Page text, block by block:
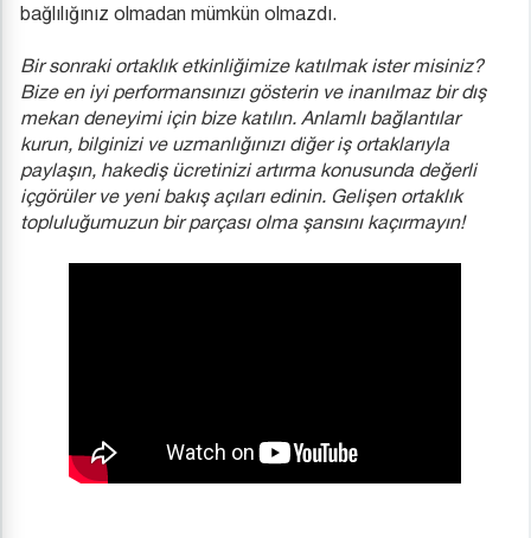
bağlılığınız olmadan mümkün olmazdı.
Bir sonraki ortaklık etkinliğimize katılmak ister misiniz?
Bize en iyi performansınızı gösterin ve inanılmaz bir dış
mekan deneyimi için bize katılın. Anlamlı bağlantılar
kurun, bilginizi ve uzmanlığınızı diğer iş ortaklarıyla
paylaşın, hakediş ücretinizi artırma konusunda değerli
içgörüler ve yeni bakış açıları edinin. Gelişen ortaklık
topluluğumuzun bir parçası olma şansını kaçırmayın!